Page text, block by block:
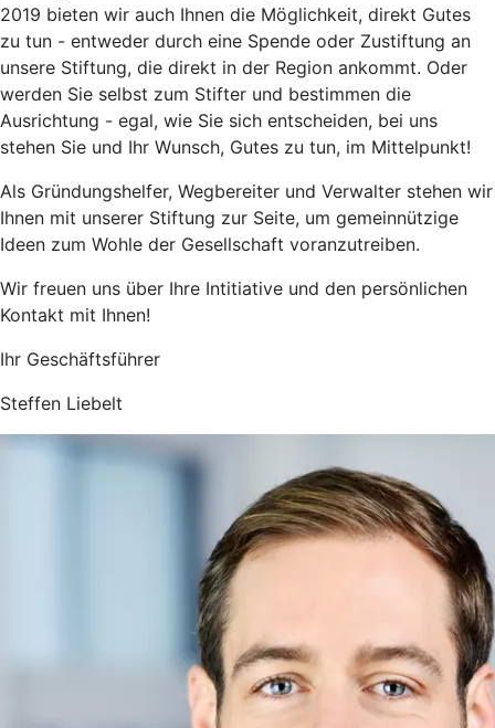
2019 bieten wir auch Ihnen die Möglichkeit, direkt Gutes
zu tun - entweder durch eine Spende oder Zustiftung an
unsere Stiftung, die direkt in der Region ankommt. Oder
werden Sie selbst zum Stifter und bestimmen die
Ausrichtung - egal, wie Sie sich entscheiden, bei uns
stehen Sie und Ihr Wunsch, Gutes zu tun, im Mittelpunkt!
Als Gründungshelfer, Wegbereiter und Verwalter stehen wir
Ihnen mit unserer Stiftung zur Seite, um gemeinnützige
Ideen zum Wohle der Gesellschaft voranzutreiben.
Wir freuen uns über Ihre Intitiative und den persönlichen
Kontakt mit Ihnen!
Ihr Geschäftsführer
Steffen Liebelt